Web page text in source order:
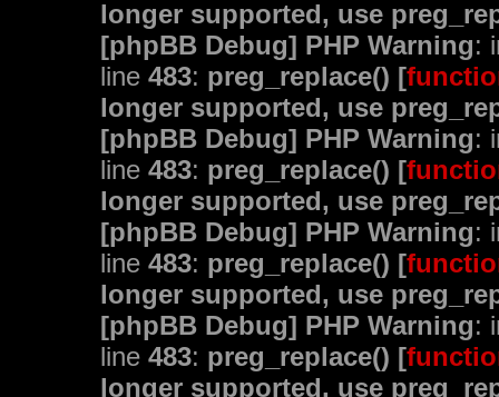
longer supported, use
[phpBB Debug] PHP Warning:
line 483: preg_replace() [
longer supported, use
[phpBB Debug] PHP Warning:
line 483: preg_replace() [
longer supported, use
[phpBB Debug] PHP Warning:
line 483: preg_replace() [
longer supported, use
[phpBB Debug] PHP Warning:
line 483: preg_replace() [
longer supported, use